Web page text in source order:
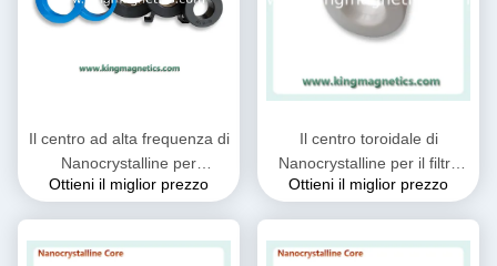
Il centro ad alta frequenza di
Nanocrystalline per
l'induttore della bobina di
Ottieni il miglior prezzo
Il centro toroidale di
Nanocrystalline per il filtro
comune N32-20-10 dalla
Ottieni il miglior prezzo